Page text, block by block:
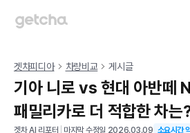
겟차피디아 차량비교 게시글
기아 니로 vs 현대 아반떼
패밀리카로 더 적합한 차는
겟차 AI 리포터 마지막 수정일 2026.03.09 소요시간